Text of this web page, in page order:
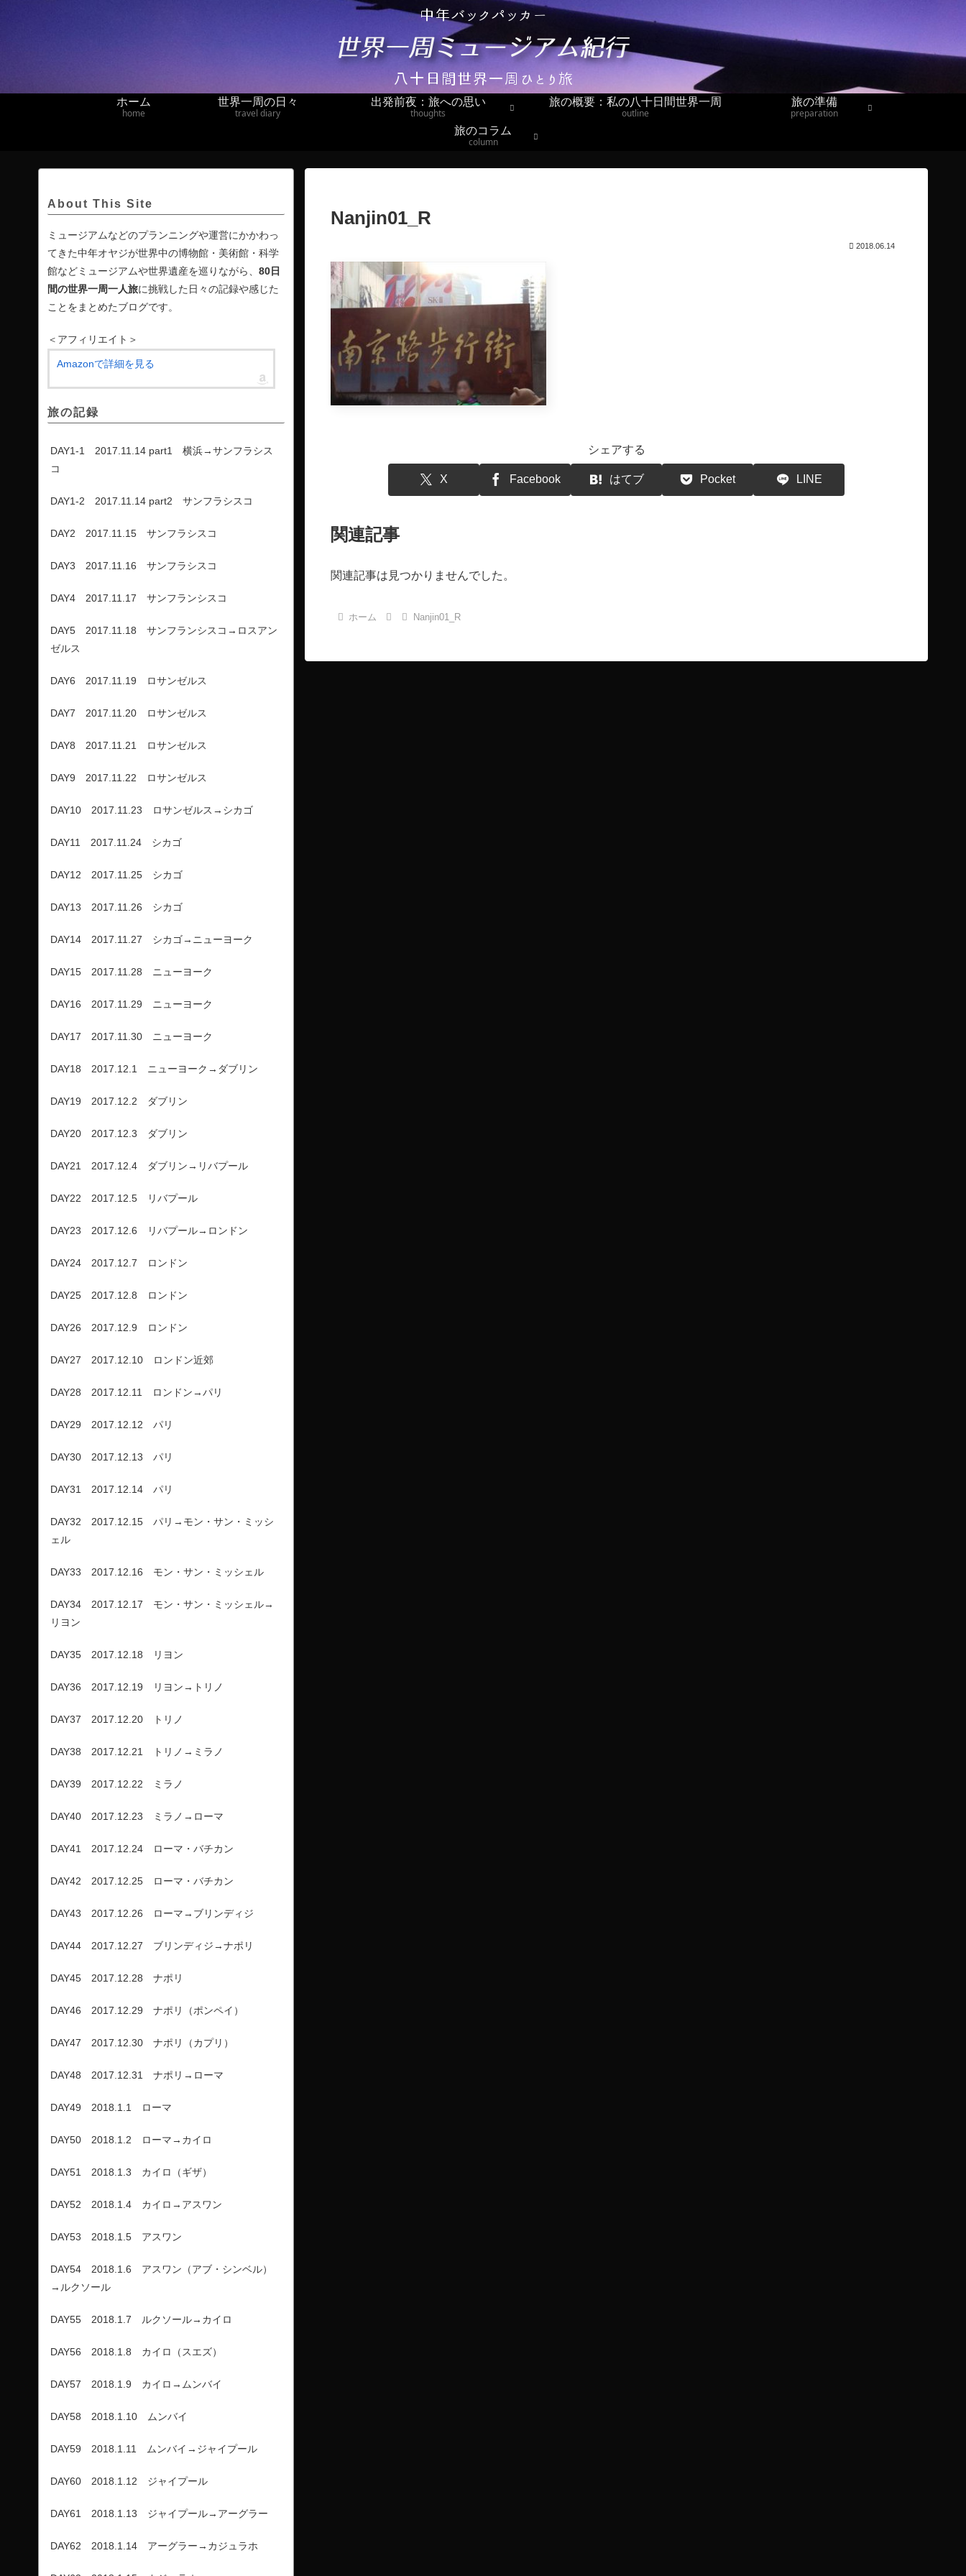
ホーム
home
世界一周の日々
travel diary
出発前夜：旅への思い
thoughts
旅の概要：私の八十日間世界一周
outline
旅の準備
preparation
旅のコラム
column
Nanjin01_R
2018.06.14
シェアする
X Facebook はてブ Pocket LINE
関連記事
関連記事は見つかりませんでした。
ホーム Nanjin01_R
About This Site
ミュージアムなどのプランニングや運営にかかわっ
てきた中年オヤジが世界中の博物館・美術館・科学
館などミュージアムや世界遺産を巡りながら、 80日
間の世界一周一人旅に挑戦した日々の記録や感じた
ことをまとめたブログです。
＜アフィリエイト＞
Amazonで詳細を見る
旅の記録
DAY1-1 2017.11.14 part1 横浜→サンフラシス
コ
DAY1-2 2017.11.14 part2 サンフラシスコ
DAY2 2017.11.15 サンフラシスコ
DAY3 2017.11.16 サンフラシスコ
DAY4 2017.11.17 サンフランシスコ
DAY5 2017.11.18 サンフランシスコ→ロスアン
ゼルス
DAY6 2017.11.19 ロサンゼルス
DAY7 2017.11.20 ロサンゼルス
DAY8 2017.11.21 ロサンゼルス
DAY9 2017.11.22 ロサンゼルス
DAY10 2017.11.23 ロサンゼルス→シカゴ
DAY11 2017.11.24 シカゴ
DAY12 2017.11.25 シカゴ
DAY13 2017.11.26 シカゴ
DAY14 2017.11.27 シカゴ→ニューヨーク
DAY15 2017.11.28 ニューヨーク
DAY16 2017.11.29 ニューヨーク
DAY17 2017.11.30 ニューヨーク
DAY18 2017.12.1 ニューヨーク→ダブリン
DAY19 2017.12.2 ダブリン
DAY20 2017.12.3 ダブリン
DAY21 2017.12.4 ダブリン→リバプール
DAY22 2017.12.5 リバプール
DAY23 2017.12.6 リバプール→ロンドン
DAY24 2017.12.7 ロンドン
DAY25 2017.12.8 ロンドン
DAY26 2017.12.9 ロンドン
DAY27 2017.12.10 ロンドン近郊
DAY28 2017.12.11 ロンドン→パリ
DAY29 2017.12.12 パリ
DAY30 2017.12.13 パリ
DAY31 2017.12.14 パリ
DAY32 2017.12.15 パリ→モン・サン・ミッシ
ェル
DAY33 2017.12.16 モン・サン・ミッシェル
DAY34 2017.12.17 モン・サン・ミッシェル→
リヨン
DAY35 2017.12.18 リヨン
DAY36 2017.12.19 リヨン→トリノ
DAY37 2017.12.20 トリノ
DAY38 2017.12.21 トリノ→ミラノ
DAY39 2017.12.22 ミラノ
DAY40 2017.12.23 ミラノ→ローマ
DAY41 2017.12.24 ローマ・バチカン
DAY42 2017.12.25 ローマ・バチカン
DAY43 2017.12.26 ローマ→ブリンディジ
DAY44 2017.12.27 ブリンディジ→ナポリ
DAY45 2017.12.28 ナポリ
DAY46 2017.12.29 ナポリ（ポンペイ）
DAY47 2017.12.30 ナポリ（カプリ）
DAY48 2017.12.31 ナポリ→ローマ
DAY49 2018.1.1 ローマ
DAY50 2018.1.2 ローマ→カイロ
DAY51 2018.1.3 カイロ（ギザ）
DAY52 2018.1.4 カイロ→アスワン
DAY53 2018.1.5 アスワン
DAY54 2018.1.6 アスワン（アブ・シンベル）
→ルクソール
DAY55 2018.1.7 ルクソール→カイロ
DAY56 2018.1.8 カイロ（スエズ）
DAY57 2018.1.9 カイロ→ムンバイ
DAY58 2018.1.10 ムンバイ
DAY59 2018.1.11 ムンバイ→ジャイプール
DAY60 2018.1.12 ジャイプール
DAY61 2018.1.13 ジャイプール→アーグラー
DAY62 2018.1.14 アーグラー→カジュラホ